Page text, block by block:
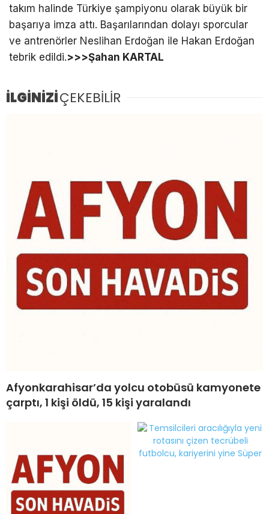
takım halinde Türkiye şampiyonu olarak büyük bir
başarıya imza attı. Başarılarından dolayı sporcular
ve antrenörler Neslihan Erdoğan ile Hakan Erdoğan
tebrik edildi.>>>Şahan KARTAL
İLGİNİZİÇEKEBİLİR
Afyonkarahisar’da yolcu otobüsü kamyonete
çarptı, 1 kişi öldü, 15 kişi yaralandı